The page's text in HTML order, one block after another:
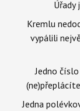
Úřady
Kremlu
vypálili
Jedno
Jedna